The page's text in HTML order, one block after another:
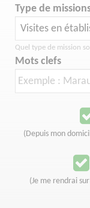
Type de
Quel type de mission
Mots clefs
(Depuis mon
(Je me rendrai